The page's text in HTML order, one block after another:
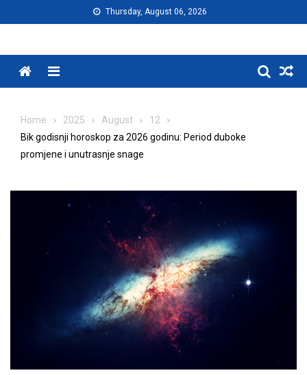
to
Thursday, August 06, 2026
Menu
Home 2025 August
12
Bik godisnji horoskop za 2026 godinu: Period duboke
promjene i unutrasnje snage